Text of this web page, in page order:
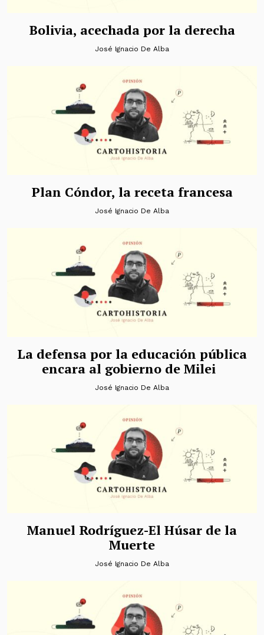
Bolivia, acechada por la derecha
José Ignacio De Alba
Plan Cóndor, la receta francesa
José Ignacio De Alba
La defensa por la educación pública
encara al gobierno de Milei
José Ignacio De Alba
Manuel Rodríguez-El Húsar de la
Muerte
José Ignacio De Alba